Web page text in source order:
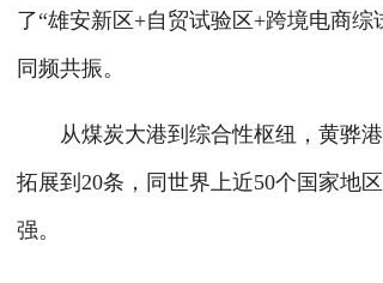
了“雄安新区+自贸试验区+跨境电商
同频共振。
从煤炭大港到综合性枢纽，黄骅港
拓展到20条，同世界上近50个国家地
强。